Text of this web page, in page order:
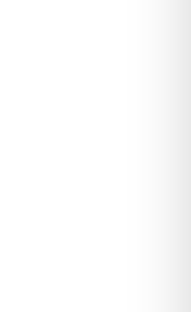
Kriterien
fortlaufender
wird anhand
verbessert. Es
darum,
zu
gibt. Das
noch einmal